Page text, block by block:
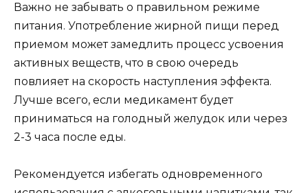
Важно не забывать о правильном режиме
питания. Употребление жирной пищи перед
приемом может замедлить процесс усвоения
активных веществ, что в свою очередь
повлияет на скорость наступления эффекта.
Лучше всего, если медикамент будет
приниматься на голодный желудок или через
2-3 часа после еды.
Рекомендуется избегать одновременного